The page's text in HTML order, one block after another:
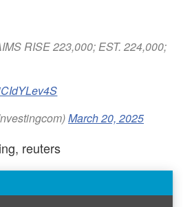
RISE 223,000; EST. 224,000;
March 20, 2025
reuters